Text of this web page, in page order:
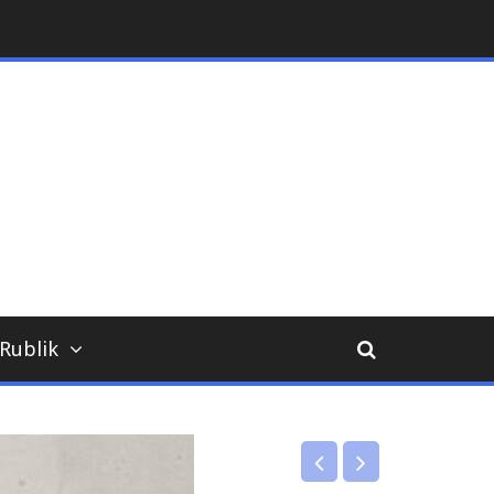
Rublik
Uncategorized